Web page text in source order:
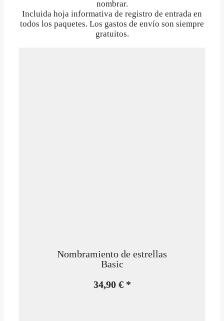
nombrar.
Incluida hoja informativa de registro de entrada en
todos los paquetes. Los gastos de envío son siempre
gratuitos.
Nombramiento de estrellas
Basic
34,90 € *